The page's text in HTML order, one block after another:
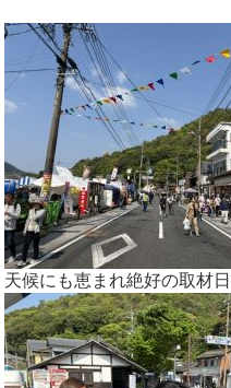
天候にも恵まれ絶好の取材